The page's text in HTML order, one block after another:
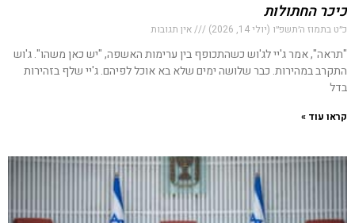
כיכר החתולות
כ״ט בתמוז ה׳תשפ״ו (יולי 14, 2026) אין תגובות
"תראה", אמר ג'יי לג'וש כשהתכופף בין ערימות האשפה, "יש כאן משהו". ג'וש
התקרב במהירות. כבר שלושה ימים שלא בא אוכל לפיהם. ג'יי שלף בזהירות
בדל
קראו עוד »